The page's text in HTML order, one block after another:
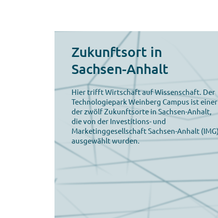
Zukunftsort in
Sachsen-Anhalt
Hier trifft Wirtschaft auf Wissenschaft. Der
Technologiepark Weinberg Campus ist einer
der zwölf Zukunftsorte in Sachsen-Anhalt,
die von der Investitions- und
Marketinggesellschaft Sachsen-Anhalt
ausgewählt wurden.